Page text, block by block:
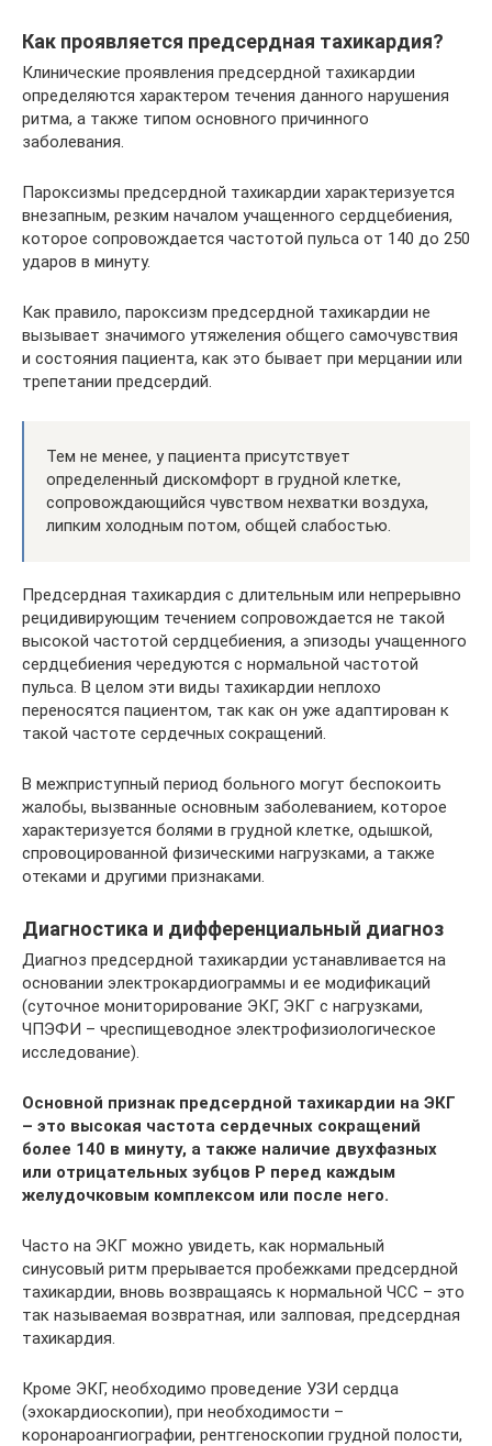
Как проявляется предсердная тахикардия?
Клинические проявления предсердной тахикардии
определяются характером течения данного нарушения
ритма, а также типом основного причинного
заболевания.
Пароксизмы предсердной тахикардии характеризуется
внезапным, резким началом учащенного сердцебиения,
которое сопровождается частотой пульса от 140 до 250
ударов в минуту.
Как правило, пароксизм предсердной тахикардии не
вызывает значимого утяжеления общего самочувствия
и состояния пациента, как это бывает при мерцании или
трепетании предсердий.
Тем не менее, у пациента присутствует
определенный дискомфорт в грудной клетке,
сопровождающийся чувством нехватки воздуха,
липким холодным потом, общей слабостью.
Предсердная тахикардия с длительным или непрерывно
рецидивирующим течением сопровождается не такой
высокой частотой сердцебиения, а эпизоды учащенного
сердцебиения чередуются с нормальной частотой
пульса. В целом эти виды тахикардии неплохо
переносятся пациентом, так как он уже адаптирован к
такой частоте сердечных сокращений.
В межприступный период больного могут беспокоить
жалобы, вызванные основным заболеванием, которое
характеризуется болями в грудной клетке, одышкой,
спровоцированной физическими нагрузками, а также
отеками и другими признаками.
Диагностика и дифференциальный диагноз
Диагноз предсердной тахикардии устанавливается на
основании электрокардиограммы и ее модификаций
(суточное мониторирование ЭКГ, ЭКГ с нагрузками,
ЧПЭФИ – чреспищеводное электрофизиологическое
исследование).
Основной признак предсердной тахикардии на ЭКГ
– это высокая частота сердечных сокращений
более 140 в минуту, а также наличие двухфазных
или отрицательных зубцов Р перед каждым
желудочковым комплексом или после него.
Часто на ЭКГ можно увидеть, как нормальный
синусовый ритм прерывается пробежками предсердной
тахикардии, вновь возвращаясь к нормальной ЧСС – это
так называемая возвратная, или залповая, предсердная
тахикардия.
Кроме ЭКГ, необходимо проведение УЗИ сердца
(эхокардиоскопии), при необходимости –
коронароангиографии, рентгеноскопии грудной полости,